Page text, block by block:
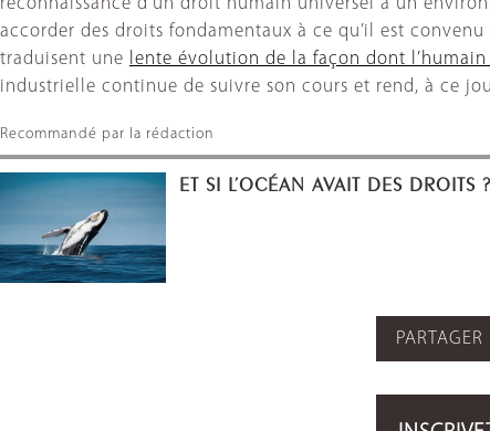
accorder des droits fondamentaux à ce qu’il est
traduisent une
lente évolution de la façon dont
industrielle continue de suivre son cours et rend, à ce
Recommandé par la rédaction
ET SI L’OCÉAN AVAIT DES DROITS ?
PARTAGER